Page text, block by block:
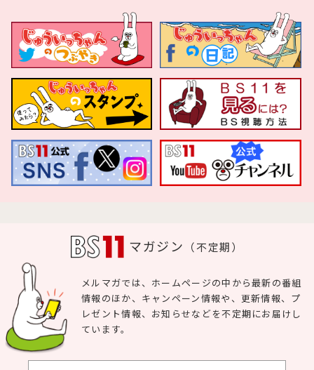
マガジン （不定期）
メルマガでは、ホームページの中から最新の番組
情報のほか、キャンペーン情報や、更新情報、プ
レゼント情報、お知らせなどを不定期にお届けし
ています。